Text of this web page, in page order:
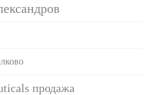
продажа